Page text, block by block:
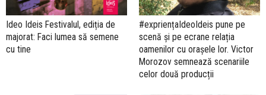
Ideo Ideis Festivalul, ediția de
majorat: Faci lumea să semene
cu tine
#expriențaIdeoIdeis pune pe
scenă și pe ecrane relația
oamenilor cu orașele lor. Victor
Morozov semnează scenariile
celor două producții